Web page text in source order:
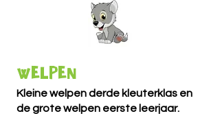
WELPEN
Kleine welpen derde kleuterklas en
de grote welpen eerste leerjaar.